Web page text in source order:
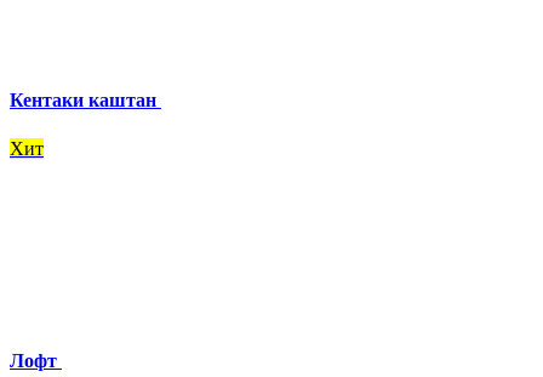
Кентаки каштан
Хит
Лофт